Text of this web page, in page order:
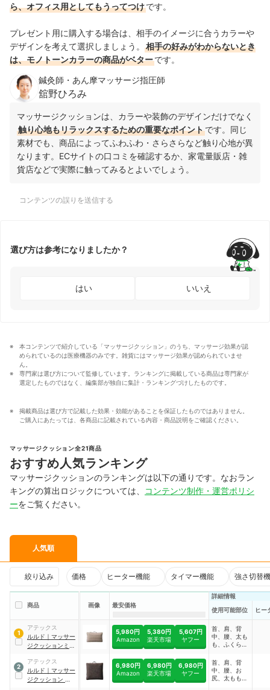
ら、オフィス用としてもうってつけです。
プレゼント用に購入する場合は、相手のイメージに合うカラーや
デザインを考えて選択しましょう。
相手の好みがわからないとき
は、モノトーンカラーの商品がベターです。
鍼灸師・あん摩マッサージ指圧師
舘野ひろみ
マッサージクッションは、カラーや装飾のデザインだけでなく
触り心地もリラックスするための重要なポイントです。同じ
素材でも、商品によってふわふわ・さらさらなど触り心地が異
なります。ECサイトの口コミを確認するか、家電量販店・雑
貨店などで実際に触ってみるとよいでしょう。
コンテンツの誤りを送信する
選び方は参考になりましたか？
はい いいえ
本コンテンツで紹介している「マッサージクッション」のうち、マッサージ効果が認
められているのは医療機器のみです。雑貨にはマッサージ効果が認められていませ
ん。
専門家は選び方について監修しています。ランキングに掲載している商品は専門家が
選定したものではなく、編集部が独自に集計・ランキングづけしたものです。
掲載商品は選び方で記載した効果・効能があることを保証したものではありません。
ご購入にあたっては、各商品に記載されている内容・商品説明をご確認ください。
マッサージクッション全21商品
おすすめ人気ランキング
マッサージクッションのランキングは以下の通りです。なおラン
キングの算出ロジックについては、
コンテンツ制作・運営ポリシ
ーをご覧ください。
人気順
絞り込み 価格 ヒーター機能 タイマー機能 強さ切替
商品 画像 最安価格
詳細情報
使用可能部位
ヒー
1
アテックス
ルルド ｜ マッサー
ジクッションミニ
5,980円
Amazon
5,380円
楽天市場
5,607円
ヤフー
首、肩、背
中、腰、太も
も、ふくらは
2
アテックス
ルルド ｜ マッサー
ジクッション プロ
6,980円
Amazon
6,980円
楽天市場
6,980円
ヤフー
首、肩、背
中、腰、お
尻、太もも、